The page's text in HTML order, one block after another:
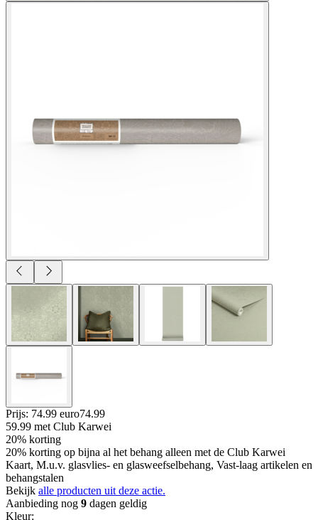
Prijs: 74.99 euro74.99
59.99 met Club Karwei
20% korting
20% korting op bijna al het behang alleen met de Club Karwei
Kaart, M.u.v. glasvlies- en glasweefselbehang, Vast-laag artikelen en
behangstalen
Bekijk alle producten uit deze actie.
Aanbieding nog 9 dagen geldig
Kleur: